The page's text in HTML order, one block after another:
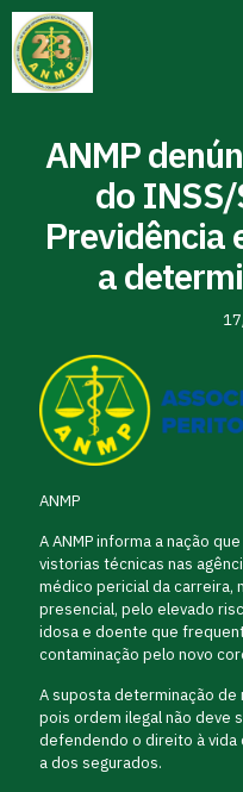
ANMP
do
Previdência
a
ANMP
A ANMP informa a nação
vistorias técnicas nas
médico pericial da carreira,
presencial, pelo elevado
idosa e doente que
contaminação pelo novo
A suposta determinação
pois ordem ilegal não deve
defendendo o direito à vida
a dos segurados.